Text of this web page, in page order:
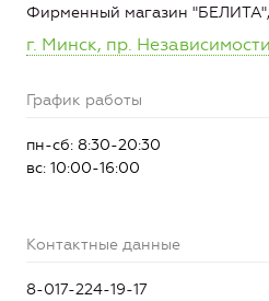
Фирменный магазин
г. Минск, пр.
График работы
пн-сб: 8:30-20:30
вс: 10:00-16:00
Контактные данные
8-017-224-19-17